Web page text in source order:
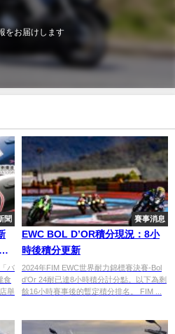
をお届けします
聞
バ
食
舉
賽事消息
EWC BOL D’OR積分現況：8小
時後積分更新
2024年FIM EWC世界耐力錦標賽決賽-Bol
d’Or 24耐已達8小時積分計分點。以下為剩
餘16小時賽事後的暫定積分排名。 FIM ...